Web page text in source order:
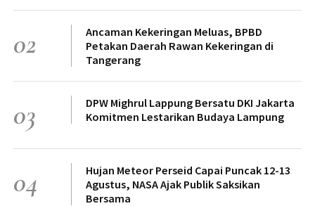
02
Ancaman Kekeringan Meluas, BPBD
Petakan Daerah Rawan Kekeringan di
Tangerang
03
DPW Mighrul Lappung Bersatu DKI Jakarta
Komitmen Lestarikan Budaya Lampung
04
Hujan Meteor Perseid Capai Puncak 12-13
Agustus, NASA Ajak Publik Saksikan
Bersama